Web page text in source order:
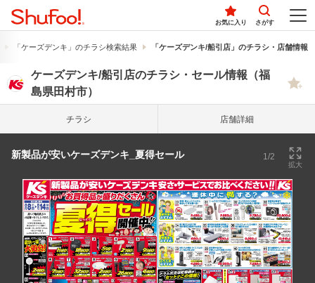
お気に入り さがす
「ケーズデンキ」のチラシ検索結果 「ケーズデンキ/船引店」のチラシ・店舗情報
ケーズデンキ/船引店のチラシ・セール情報（福
島県田村市）
チラシ 店舗詳細
新製品が安いケーズデンキ_夏得セール 1/2
拡大